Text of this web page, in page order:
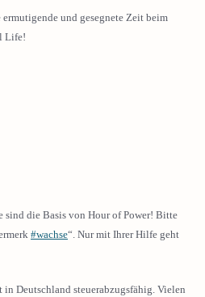
und gesegnete Zeit beim
Life!
sind die Basis von Hour of Power! Bitte
#wachse“. Nur mit Ihrer Hilfe geht
in Deutschland steuerabzugsfähig. Vielen